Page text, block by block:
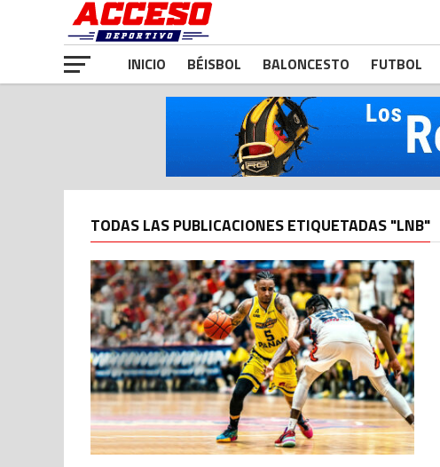
INICIO BÉISBOL BALONCESTO FUTBOL
TODAS LAS PUBLICACIONES ETIQUETADAS "LNB"